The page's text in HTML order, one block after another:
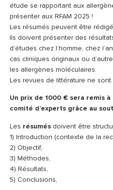
étude se rapportant aux
présenter aux RFAM 2025 !
Les résumés peuvent être
Ils doivent présenter des
d’études chez l’homme, chez
cas cliniques originaux ou
les allergènes moléculaires.
Les revues de littérature ne
Un prix de 1000 € sera remis
comité d’experts grâce au
Les résumés doivent être
1) Introduction (contexte de la
2) Objectif,
3) Méthodes,
4) Résultats,
5) Conclusions,